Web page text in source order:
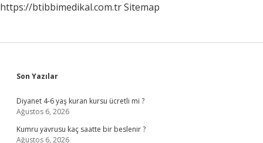
https://btibbimedikal.com.trSitemap
Sidebar
Son Yazılar
Diyanet 4-6 yaş kuran kursu ücretli mi ?
Ağustos 6, 2026
Kumru yavrusu kaç saatte bir beslenir ?
Ağustos 6, 2026